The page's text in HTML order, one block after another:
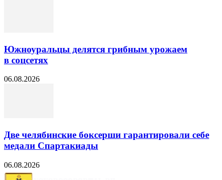
Южноуральцы делятся грибным урожаем
в соцсетях
06.08.2026
Две челябинские боксерши гарантировали себе
медали Спартакиады
06.08.2026